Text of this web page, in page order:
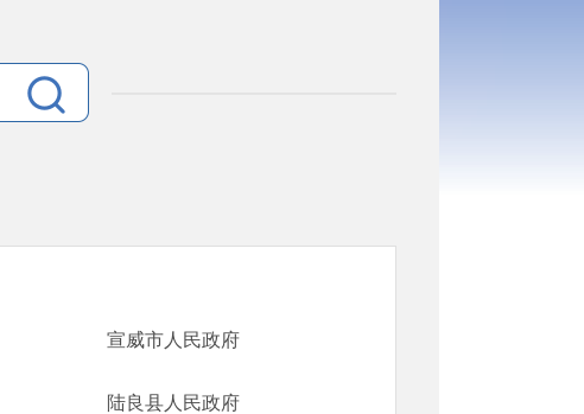
宣威市人民政府
陆良县人民政府